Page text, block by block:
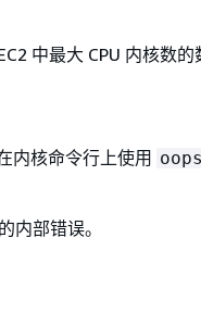
中最大 CPU 内核数的
内核命令行上使用
内部错误。